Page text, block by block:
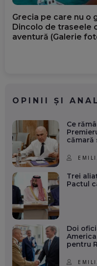
Grecia pe care nu o
Dincolo de traseele
aventură (Galerie
OPINII ȘI
Ce
cămară
Trei
Pactul
Doi
pentru